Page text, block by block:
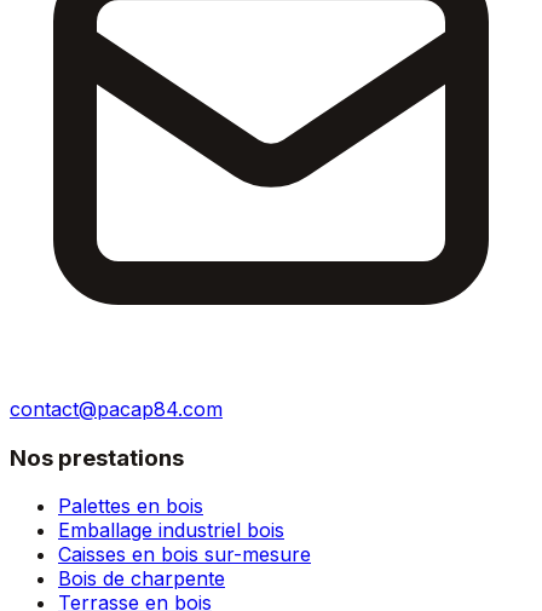
contact@pacap84.com
Nos prestations
Palettes en bois
Emballage industriel bois
Caisses en bois sur-mesure
Bois de charpente
Terrasse en bois